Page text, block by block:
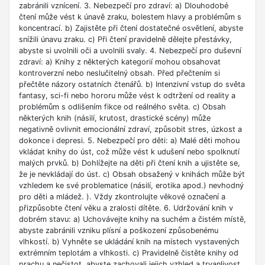
zabránili vznícení. 3. Nebezpečí pro zdraví: a) Dlouhodobé
čtení může vést k únavě zraku, bolestem hlavy a problémům s
koncentrací. b) Zajistěte při čtení dostatečné osvětlení, abyste
snížili únavu zraku. c) Při čtení pravidelně dělejte přestávky,
abyste si uvolnili oči a uvolnili svaly. 4. Nebezpečí pro duševní
zdraví: a) Knihy z některých kategorií mohou obsahovat
kontroverzní nebo neslučitelný obsah. Před přečtením si
přečtěte názory ostatních čtenářů. b) Intenzivní vstup do světa
fantasy, sci-fi nebo hororu může vést k odtržení od reality a
problémům s odlišením fikce od reálného světa. c) Obsah
některých knih (násilí, krutost, drastické scény) může
negativně ovlivnit emocionální zdraví, způsobit stres, úzkost a
dokonce i depresi. 5. Nebezpečí pro děti: a) Malé děti mohou
vkládat knihy do úst, což může vést k udušení nebo spolknutí
malých prvků. b) Dohlížejte na děti při čtení knih a ujistěte se,
že je nevkládají do úst. c) Obsah obsažený v knihách může být
vzhledem ke své problematice (násilí, erotika apod.) nevhodný
pro děti a mládež. ). Vždy zkontrolujte věkové označení a
přizpůsobte čtení věku a zralosti dítěte. 6. Udržování knih v
dobrém stavu: a) Uchovávejte knihy na suchém a čistém místě,
abyste zabránili vzniku plísní a poškození způsobenému
vlhkostí. b) Vyhněte se ukládání knih na místech vystavených
extrémním teplotám a vlhkosti. c) Pravidelně čistěte knihy od